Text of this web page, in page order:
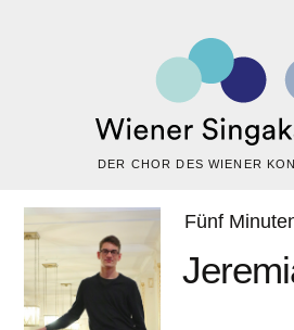
DER CHOR DES WIENER
Fünf